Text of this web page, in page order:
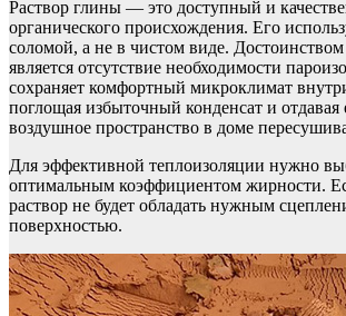
Раствор глины — это доступный и
органического происхождения. Его
соломой, а не в чистом виде.
является отсутствие необходимости
сохраняет комфортный микроклимат
поглощая избыточный конденсат и отдавая
воздушное пространство в доме
Для эффективной теплоизоляции нужно
оптимальным коэффициентом жирности.
раствор не будет обладать нужным
поверхностью.